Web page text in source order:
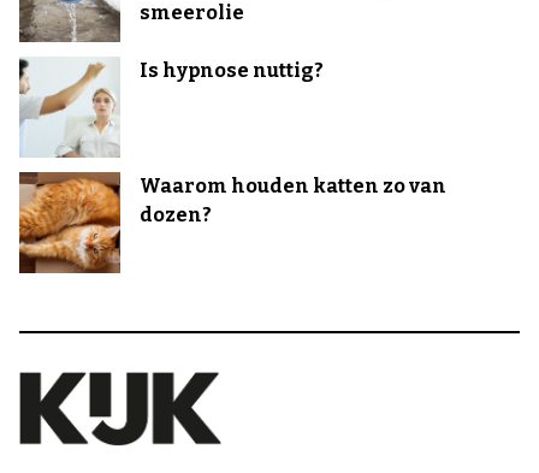
smeerolie
Is hypnose nuttig?
Waarom houden katten zo van
dozen?